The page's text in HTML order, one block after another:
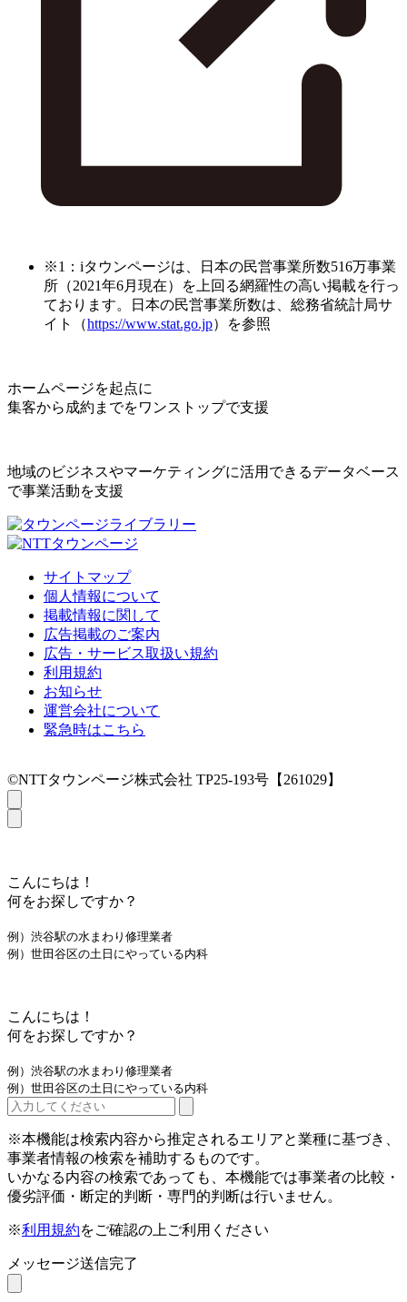
※1：iタウンページは、日本の民営事業所数516万事業
所（2021年6月現在）を上回る網羅性の高い掲載を行っ
ております。日本の民営事業所数は、総務省統計局サ
イト（https://www.stat.go.jp）を参照
ホームページを起点に
集客から成約までをワンストップで支援
地域のビジネスやマーケティングに活用できるデータベース
で事業活動を支援
サイトマップ
個人情報について
掲載情報に関して
広告掲載のご案内
広告・サービス取扱い規約
利用規約
お知らせ
運営会社について
緊急時はこちら
©NTTタウンページ株式会社 TP25-193号【261029】
こんにちは！
何をお探しですか？
例）渋谷駅の水まわり修理業者
例）世田谷区の土日にやっている内科
こんにちは！
何をお探しですか？
例）渋谷駅の水まわり修理業者
例）世田谷区の土日にやっている内科
※本機能は検索内容から推定されるエリアと業種に基づき、
事業者情報の検索を補助するものです。
いかなる内容の検索であっても、本機能では事業者の比較・
優劣評価・断定的判断・専門的判断は行いません。
※利用規約をご確認の上ご利用ください
メッセージ送信完了